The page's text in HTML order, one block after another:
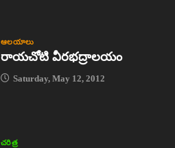
ఆలయాలు
రాయచోటి వీరభద్రాలయం
Saturday, May 12, 2012
చరిత్ర